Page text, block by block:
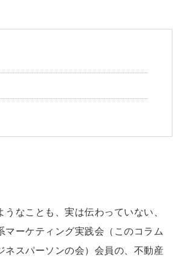
なことも、実は伝わっていない、
ーケティング実践会（このコラム
スパーソンの会）会員の、不動産